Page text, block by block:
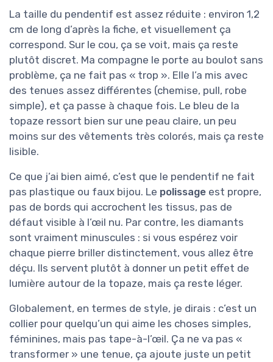
La taille du pendentif est assez réduite : environ 1,2
cm de long d’après la fiche, et visuellement ça
correspond. Sur le cou, ça se voit, mais ça reste
plutôt discret. Ma compagne le porte au boulot sans
problème, ça ne fait pas « trop ». Elle l’a mis avec
des tenues assez différentes (chemise, pull, robe
simple), et ça passe à chaque fois. Le bleu de la
topaze ressort bien sur une peau claire, un peu
moins sur des vêtements très colorés, mais ça reste
lisible.
Ce que j’ai bien aimé, c’est que le pendentif ne fait
pas plastique ou faux bijou. Le polissage est propre,
pas de bords qui accrochent les tissus, pas de
défaut visible à l’œil nu. Par contre, les diamants
sont vraiment minuscules : si vous espérez voir
chaque pierre briller distinctement, vous allez être
déçu. Ils servent plutôt à donner un petit effet de
lumière autour de la topaze, mais ça reste léger.
Globalement, en termes de style, je dirais : c’est un
collier pour quelqu’un qui aime les choses simples,
féminines, mais pas tape-à-l’œil. Ça ne va pas «
transformer » une tenue, ça ajoute juste un petit